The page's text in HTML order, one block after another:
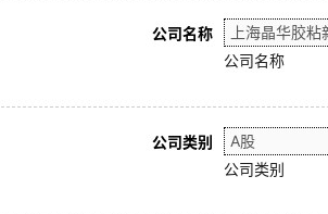
公司名称
公司名称
公司类别
公司类别